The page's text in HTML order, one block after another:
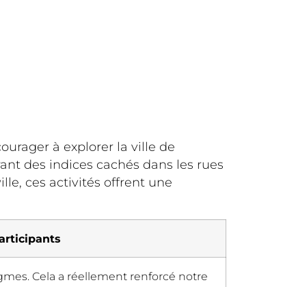
à explorer la ville de
des indices cachés dans les rues
ces activités offrent une
Cela a réellement renforcé notre